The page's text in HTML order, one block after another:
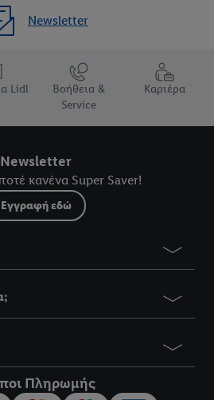
Newsletter
Lidl
Βοήθεια &
Service
Καριέρα
Newsletter
κανένα Super Saver!
Εγγραφή εδώ
Πληρωμής